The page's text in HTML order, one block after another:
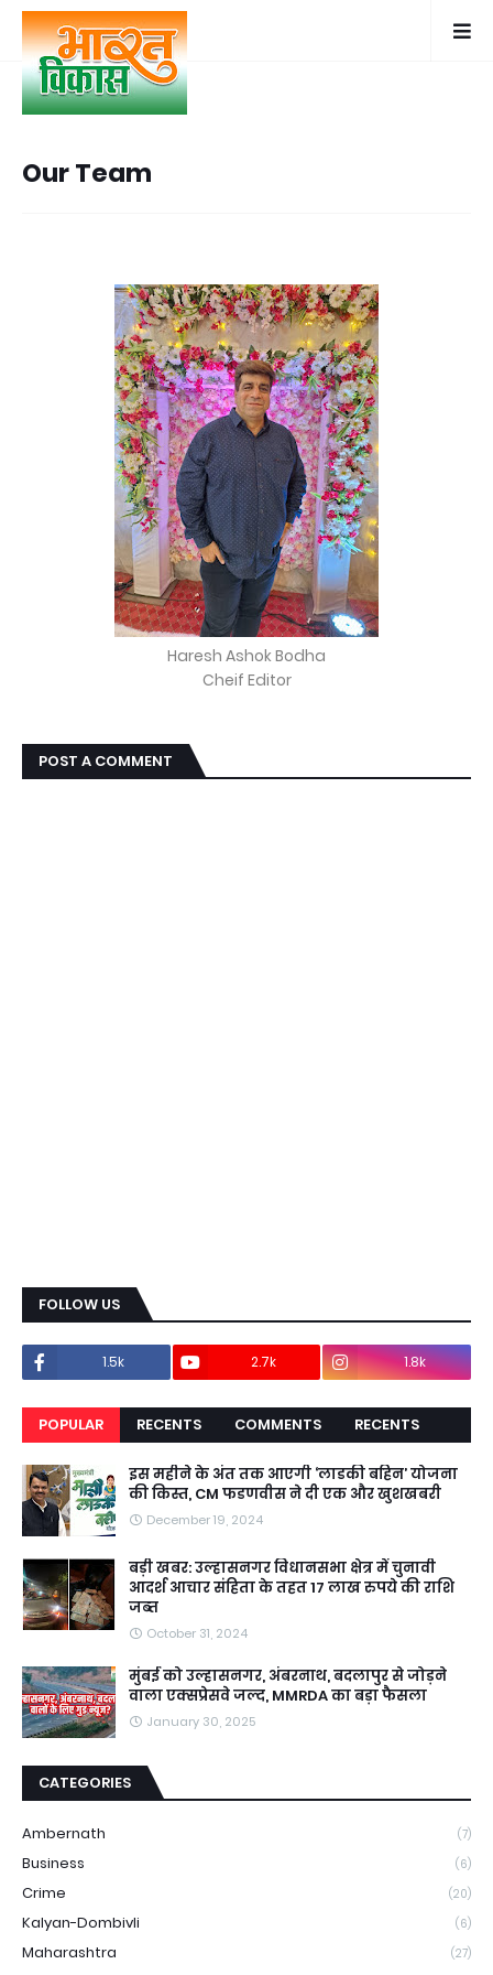
Our Team
Haresh Ashok Bodha
Cheif Editor
POST A COMMENT
FOLLOW US
1.5k 2.7k 1.8k
POPULAR RECENTS COMMENTS RECENTS
इस महीने के अंत तक आएगी ‘लाडकी बहिन’ योजना
की किस्त, CM फडणवीस ने दी एक और खुशखबरी
December 19, 2024
बड़ी खबर: उल्हासनगर विधानसभा क्षेत्र में चुनावी
आदर्श आचार संहिता के तहत 17 लाख रुपये की राशि
जब्त
October 31, 2024
मुंबई को उल्हासनगर, अंबरनाथ, बदलापुर से जोड़ने
वाला एक्सप्रेसवे जल्द, MMRDA का बड़ा फैसला
January 30, 2025
CATEGORIES
Ambernath (7)
Business (6)
Crime (20)
Kalyan-Dombivli (6)
Maharashtra (27)